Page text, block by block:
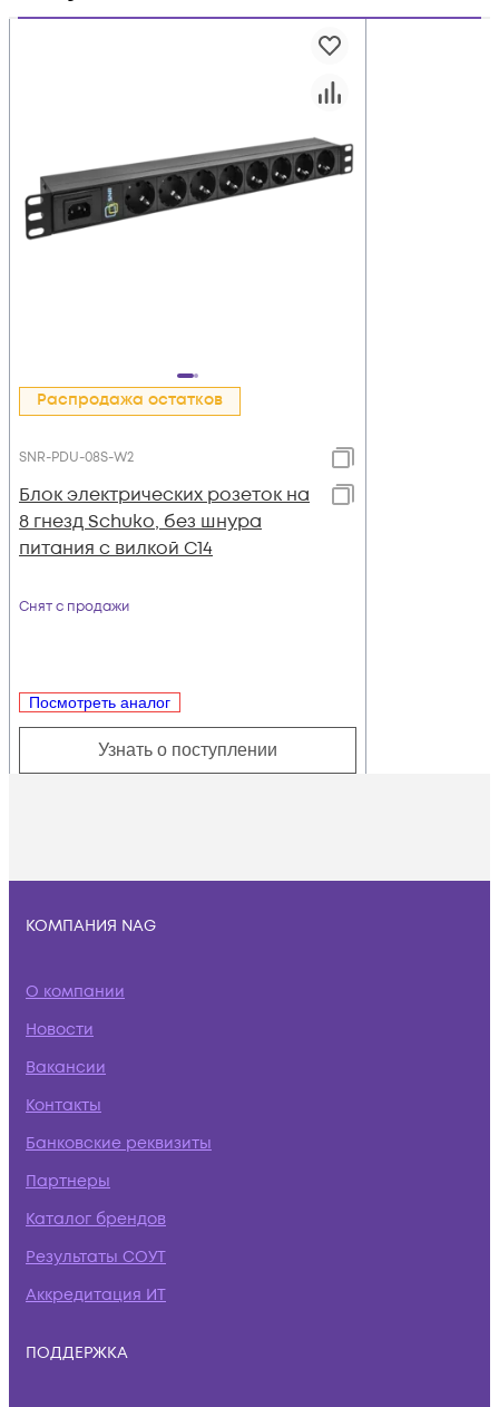
Распродажа остатков
SNR-PDU-08S-W2
Блок электрических розеток на
8 гнезд Schuko, без шнура
питания с вилкой C14
Снят с продажи
Посмотреть аналог
Узнать о поступлении
КОМПАНИЯ NAG
О компании
Новости
Вакансии
Контакты
Банковские реквизиты
Партнеры
Каталог брендов
Результаты СОУТ
Аккредитация ИТ
ПОДДЕРЖКА